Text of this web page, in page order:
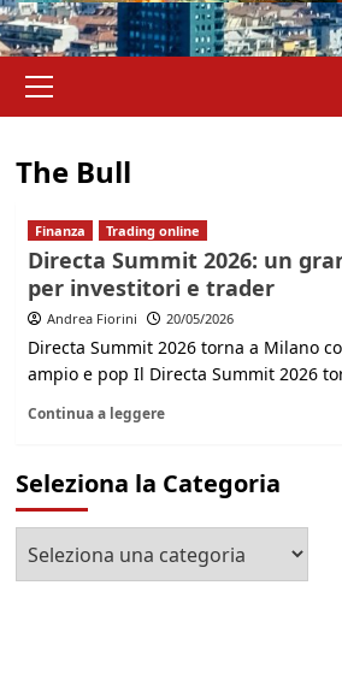
principale
The Bull
Finanza Trading online
Directa Summit 2026: un
per investitori e trader
Andrea Fiorini 20/05/2026
Directa Summit 2026 torna a Milano
ampio e pop Il Directa Summit 2026
Continua a leggere
Seleziona la Categoria
la